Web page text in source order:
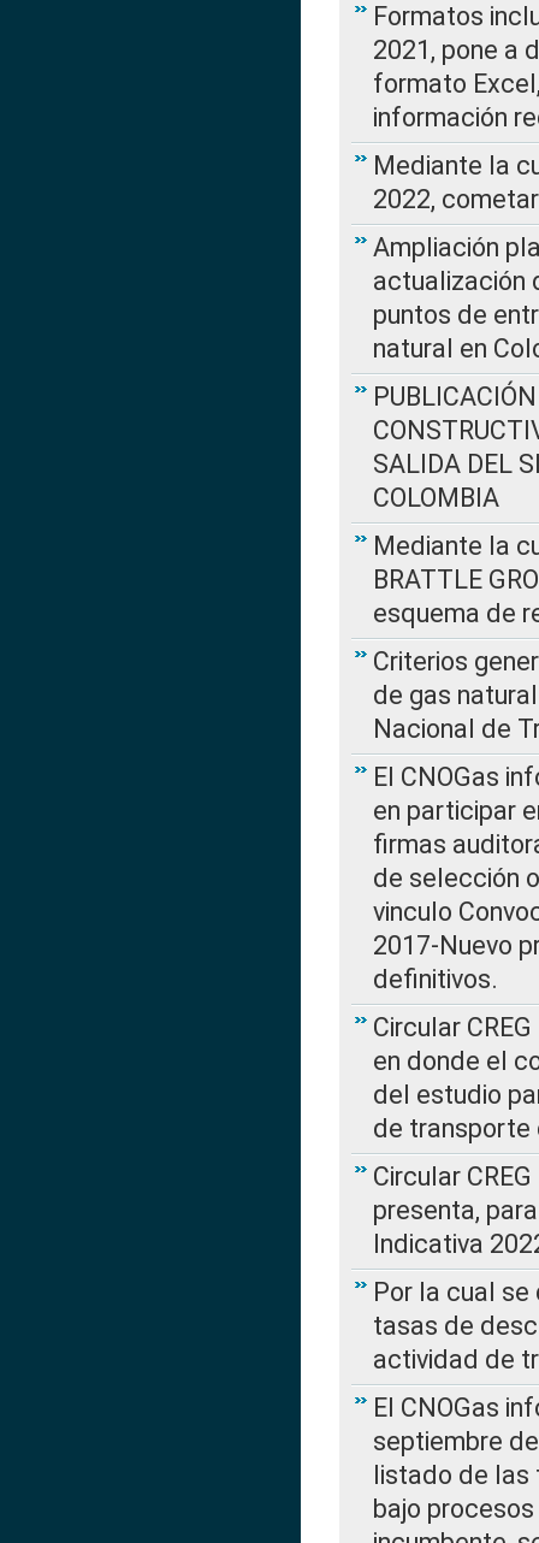
Formatos
2021, pone a
formato
información
Mediante la
2022,
Ampliación
actualización
puntos de
natural en
SALIDA DEL
COLOMBIA
Mediante la
BRATTLE
esquema de
Criterios
de gas
Nacional de
El CNOGas
en participar
firmas
de selección
vinculo
2017-Nuevo
definitivos.
Circular
en donde el
del estudio
de transporte
Circular
presenta,
Indicativa
Por la cual
tasas de
actividad de
El CNOGas
septiembre
listado de las
bajo